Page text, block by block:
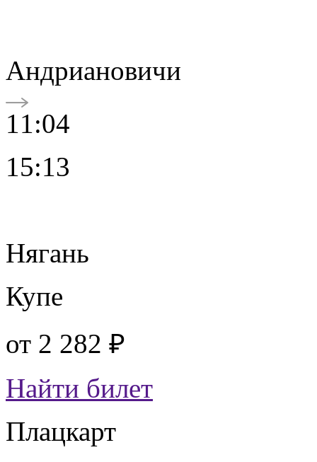
Андриановичи
11:04
15:13
Нягань
Купе
от 2 282 ₽
Найти билет
Плацкарт